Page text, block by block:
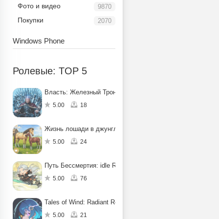
9870
Фото и видео
2070
Покупки
Windows Phone
Ролевые: TOP 5
Власть: Железный Трон
5.00 18
Жизнь лошади в джунглях: квест
5.00 24
Путь Бессмертия: idle RPG
5.00 76
Tales of Wind: Radiant Rebirth
5.00 21